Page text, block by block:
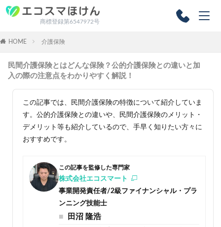
商標登録第6547972号
HOME 介護保険
民間介護保険とはどんな保険？公的介護保険との違いと加
入の際の注意点をわかりやすく解説！
この記事では、民間介護保険の特徴について紹介していま
す。公的介護保険との違いや、民間介護保険のメリット・
デメリット等も紹介しているので、手早く知りたい方々に
おすすめです。
この記事を監修した専門家
株式会社エコスマート
事業開発責任者/2級ファイナンシャル・プラ
ンニング技能士
田沼 隆浩